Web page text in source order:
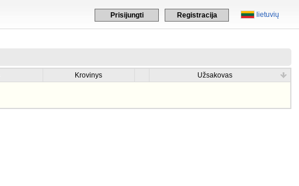
lietuvių
Prisijungti Registracija
Krovinys
Užsakovas